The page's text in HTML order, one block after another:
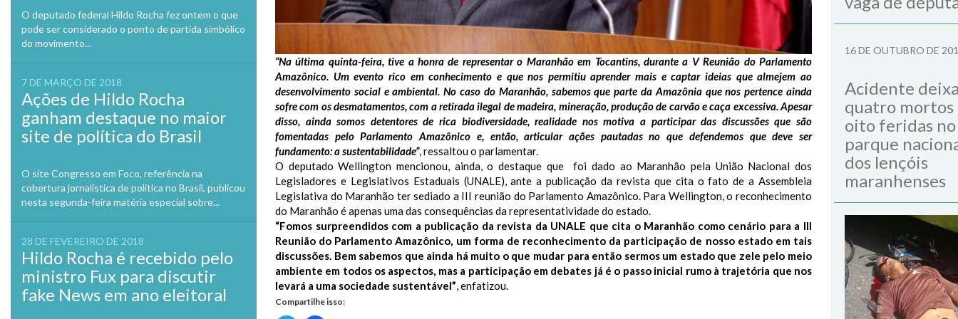
O deputado federal Hildo Rocha fez ontem o que
pode ser considerado o ponto de partida simbólico
do movimento...
7 DE MARÇO DE 2018
Ações de Hildo Rocha
ganham destaque no maior
site de política do Brasil
O site Congresso em Foco, referência na
cobertura jornalística de política no Brasil, publicou
nesta segunda-feira matéria especial sobre...
28 DE FEVEREIRO DE 2018
Hildo Rocha é recebido pelo
ministro Fux para discutir
fake News em ano eleitoral
“Na última quinta-feira, tive a honra de representar o Maranhão em Tocantins, durante a V Reunião do Parlamento
Amazônico. Um evento rico em conhecimento e que nos permitiu aprender mais e captar ideias que almejem ao
desenvolvimento social e ambiental. No caso do Maranhão, sabemos que parte da Amazônia que nos pertence ainda
sofre com os desmatamentos, com a retirada ilegal de madeira, mineração, produção de carvão e caça excessiva. Apesar
disso, ainda somos detentores de rica biodiversidade, realidade nos motiva a participar das discussões que são
fomentadas pelo Parlamento Amazônico e, então, articular ações pautadas no que defendemos que deve ser
fundamento: a sustentabilidade”, ressaltou o parlamentar.
O deputado Wellington mencionou, ainda, o destaque que foi dado ao Maranhão pela União Nacional dos
Legisladores e Legislativos Estaduais (UNALE), ante a publicação da revista que cita o fato de a Assembleia
Legislativa do Maranhão ter sediado a III reunião do Parlamento Amazônico. Para Wellington, o reconhecimento
do Maranhão é apenas uma das consequências da representatividade do estado.
“Fomos surpreendidos com a publicação da revista da UNALE que cita o Maranhão como cenário para a III
Reunião do Parlamento Amazônico, um forma de reconhecimento da participação de nosso estado em tais
discussões. Bem sabemos que ainda há muito o que mudar para então sermos um estado que zele pelo meio
ambiente em todos os aspectos, mas a participação em debates já é o passo inicial rumo à trajetória que nos
levará a uma sociedade sustentável” , enfatizou.
Compartilhe isso:
16 DE OUTUBRO DE
Acidente
quatro mortos
oito feridas no
parque
dos lençóis
maranhenses